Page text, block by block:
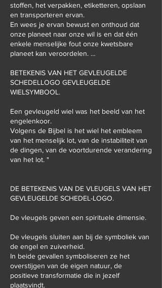
stoffen, het verpakken, etiketteren, opslaan
en transporteren ervan.
En wees je ervan bewust en onthoud dat
onze planeet naar onze wil is en dat één
enkele menselijke fout onze kwetsbare
planeet kan veroordelen. …
BETEKENIS VAN HET GEVLEUGELDE
SCHEDELLOGO GEVLEUGELDE
WIELSYMBOOL.
Een gevleugeld wiel was het beeld van het
engelenkoor.
Volgens de Bijbel is het wiel het embleem
van het menselijk lot, van de instabiliteit van
de dingen, van de voortdurende verandering
van het lot. "
DE BETEKENIS VAN DE VLEUGELS VAN HET
GEVLEUGELDE SCHEDEL-LOGO.
De vleugels geven een spirituele dimensie.
De vleugels sluiten aan bij de symboliek van
de engel en zuiverheid.
In beide gevallen symboliseren ze het
overstijgen van de eigen natuur, de
positieve transformatie die in jezelf
plaatsvindt.